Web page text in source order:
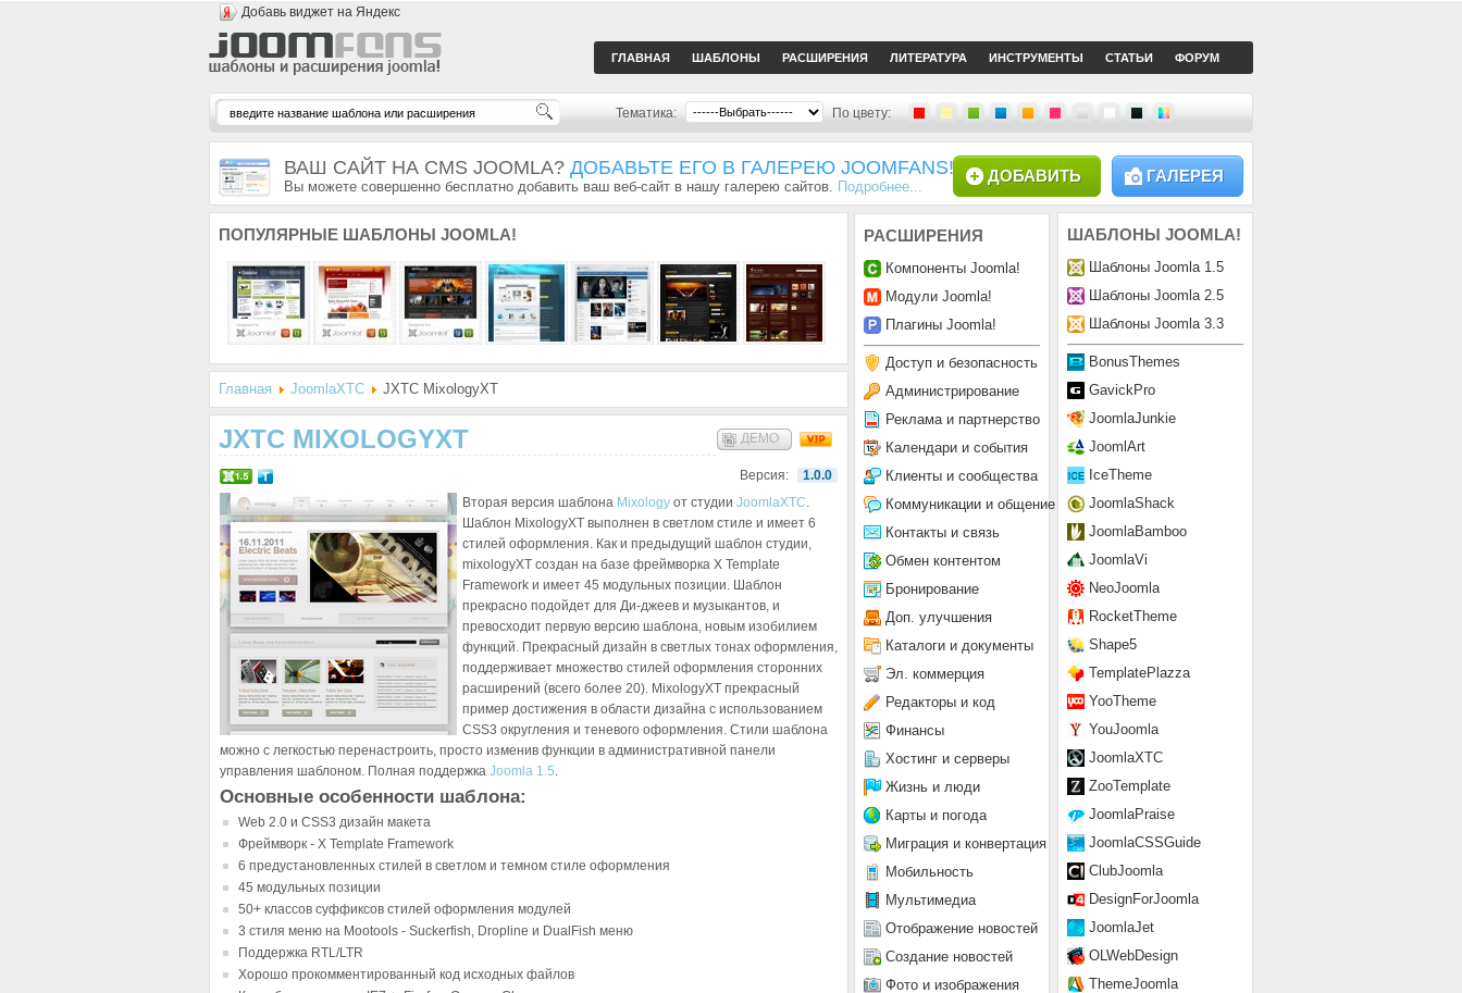
Добавь виджет на Яндекс
ГЛАВНАЯ ШАБЛОНЫ РАСШИРЕНИЯ ЛИТЕРАТУРА ИНСТРУМЕНТЫ СТАТЬИ ФОРУМ
Тематика: По цвету:
ВАШ САЙТ НА CMS JOOMLA? ДОБАВЬТЕ ЕГО В ГАЛЕРЕЮ JOOMFANS!
Вы можете совершенно бесплатно добавить ваш веб-сайт в нашу галерею сайтов. Подробнее...
ГАЛЕРЕЯ
ДОБАВИТЬ
ПОПУЛЯРНЫЕ ШАБЛОНЫ JOOMLA!
Главная JoomlaXTC JXTC MixologyXT
JXTC MIXOLOGYXT ДЕМО
Версия:
1.0.0
Вторая версия шаблона Mixology от студии JoomlaXTC.
Шаблон MixologyXT выполнен в светлом стиле и имеет 6
стилей оформления. Как и предыдущий шаблон студии,
mixologyXT создан на базе фреймворка X Template
Framework и имеет 45 модульных позиции. Шаблон
прекрасно подойдет для Ди-джеев и музыкантов, и
превосходит первую версию шаблона, новым изобилием
функций. Прекрасный дизайн в светлых тонах оформления,
поддерживает множество стилей оформления сторонних
расширений (всего более 20). MixologyXT прекрасный
пример достижения в области дизайна с использованием
CSS3 округления и теневого оформления. Стили шаблона
можно с легкостью перенастроить, просто изменив функции в административной панели
управления шаблоном. Полная поддержка Joomla 1.5.
Основные особенности шаблона:
Web 2.0 и CSS3 дизайн макета
Фреймворк - X Template Framework
6 предустановленных стилей в светлом и темном стиле оформления
45 модульных позиции
50+ классов суффиксов стилей оформления модулей
3 стиля меню на Mootools - Suckerfish, Dropline и DualFish меню
Поддержка RTL/LTR
Хорошо прокомментированный код исходных файлов
ШАБЛОНЫ JOOMLA!
Шаблоны Joomla 1.5
Шаблоны Joomla 2.5
Шаблоны Joomla 3.3
BonusThemes
GavickPro
JoomlaJunkie
JoomlArt
IceTheme
JoomlaShack
JoomlaBamboo
JoomlaVi
NeoJoomla
RocketTheme
Shape5
TemplatePlazza
YooTheme
YouJoomla
JoomlaXTC
ZooTemplate
JoomlaPraise
JoomlaCSSGuide
ClubJoomla
DesignForJoomla
JoomlaJet
OLWebDesign
ThemeJoomla
РАСШИРЕНИЯ
Компоненты Joomla!
Модули Joomla!
Плагины Joomla!
Доступ и безопасность
Администрирование
Реклама и партнерство
Календари и события
Клиенты и сообщества
Коммуникации и общение
Контакты и связь
Обмен контентом
Бронирование
Доп. улучшения
Каталоги и документы
Эл. коммерция
Редакторы и код
Финансы
Хостинг и серверы
Жизнь и люди
Карты и погода
Миграция и конвертация
Мобильность
Мультимедиа
Отображение новостей
Создание новостей
Фото и изображения